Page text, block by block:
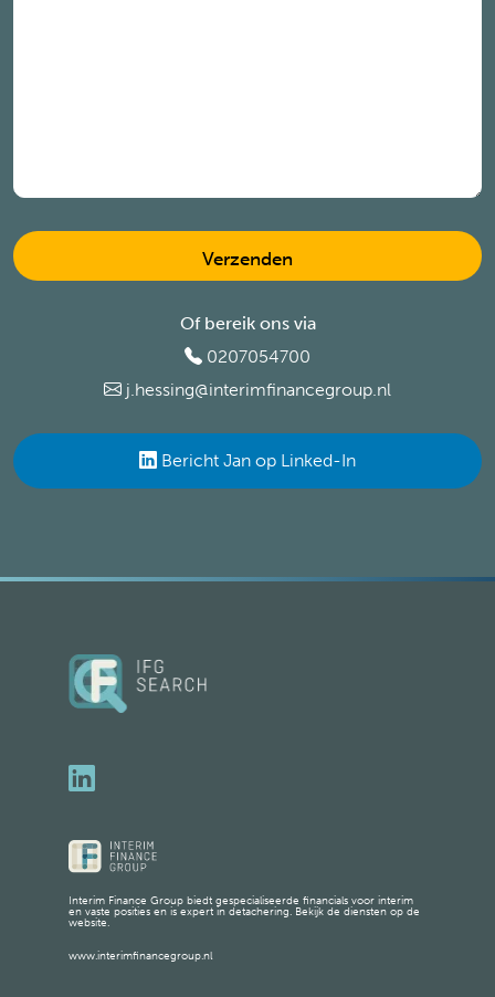
Of bereik ons via
0207054700
j.hessing@interimfinancegroup.nl
Bericht Jan op Linked-In
Interim Finance Group biedt gespecialiseerde financials voor interim
en vaste posities en is expert in detachering. Bekijk de diensten op de
website.
www.interimfinancegroup.nl